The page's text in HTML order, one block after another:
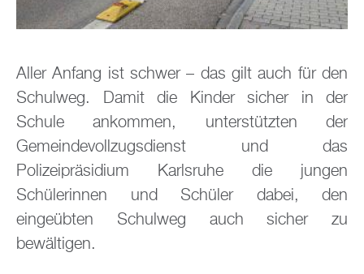
Aller Anfang ist schwer – das gilt auch für den
Schulweg. Damit die Kinder sicher in der
Schule ankommen, unterstützten der
Gemeindevollzugsdienst und das
Polizeipräsidium Karlsruhe die jungen
Schülerinnen und Schüler dabei, den
eingeübten Schulweg auch sicher zu
bewältigen.